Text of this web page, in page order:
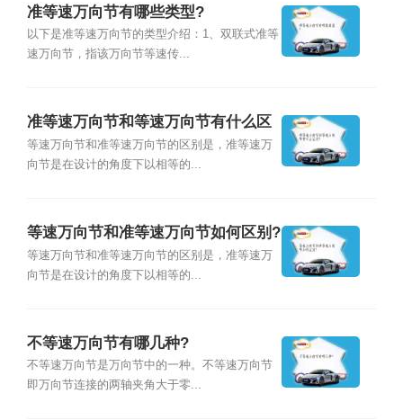
准等速万向节有哪些类型?
以下是准等速万向节的类型介绍：1、双联式准等
速万向节，指该万向节等速传...
准等速万向节和等速万向节有什么区
别?
等速万向节和准等速万向节的区别是，准等速万
向节是在设计的角度下以相等的...
等速万向节和准等速万向节如何区别?
等速万向节和准等速万向节的区别是，准等速万
向节是在设计的角度下以相等的...
不等速万向节有哪几种?
不等速万向节是万向节中的一种。不等速万向节
即万向节连接的两轴夹角大于零...